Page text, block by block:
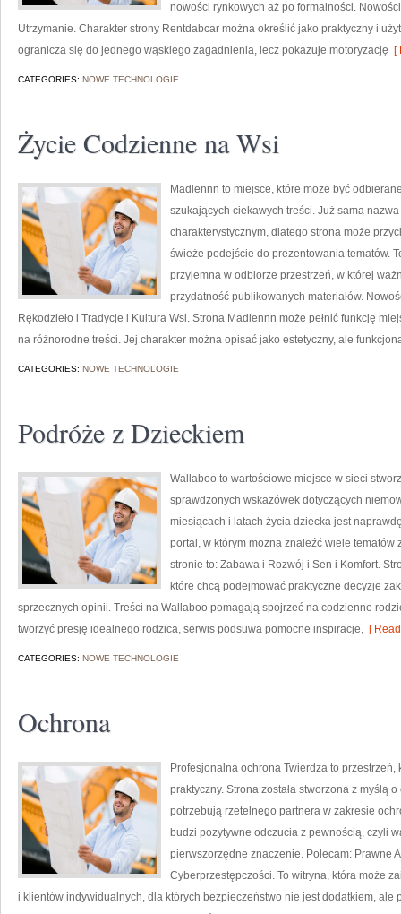
nowości rynkowych aż po formalności.
Utrzymanie. Charakter strony Rentdabcar można określić jako praktyczny i
ogranicza się do jednego wąskiego zagadnienia, lecz pokazuje motoryzację [
CATEGORIES: NOWE TECHNOLOGIE
Życie Codzienne na Wsi
Madlennn to miejsce, które może być
szukających ciekawych treści. Już sama
charakterystycznym, dlatego strona może
świeże podejście do prezentowania tematów.
przyjemna w odbiorze przestrzeń, w której
przydatność publikowanych materiałów.
Rękodzieło i Tradycje i Kultura Wsi. Strona Madlennn może pełnić funkcję
na różnorodne treści. Jej charakter można opisać jako estetyczny, ale
CATEGORIES: NOWE TECHNOLOGIE
Podróże z Dzieckiem
Wallaboo to wartościowe miejsce w sieci
sprawdzonych wskazówek dotyczących
miesiącach i latach życia dziecka jest
portal, w którym można znaleźć wiele
stronie to: Zabawa i Rozwój i Sen i Komfort.
które chcą podejmować praktyczne decyzje
sprzecznych opinii. Treści na Wallaboo pomagają spojrzeć na codzienne
tworzyć presję idealnego rodzica, serwis podsuwa pomocne inspiracje, [
CATEGORIES: NOWE TECHNOLOGIE
Ochrona
Profesjonalna ochrona Twierdza to
praktyczny. Strona została stworzona z myślą
potrzebują rzetelnego partnera w zakresie
budzi pozytywne odczucia z pewnością, czyli
pierwszorzędne znaczenie. Polecam: Prawne
Cyberprzestępczości. To witryna, która może
i klientów indywidualnych, dla których bezpieczeństwo nie jest dodatkiem, ale